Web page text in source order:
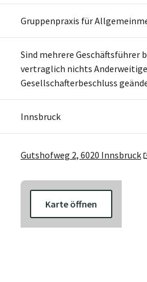
Gruppenpraxis für
Sind mehrere
vertraglich nichts
Gesellschafterbeschluss
Innsbruck
Gutshofweg 2, 6020 Innsbruck
Karte öffnen